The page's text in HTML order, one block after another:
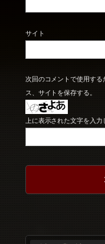
サイト
次回のコメントで使用す
ス、サイトを保存する。
上に表示された文字を入力